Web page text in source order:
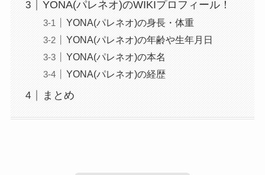
YONA(パレネオ)のWIKIプロフィール！
YONA(パレネオ)の身長・体重
YONA(パレネオ)の年齢や生年月日
YONA(パレネオ)の本名
YONA(パレネオ)の経歴
まとめ